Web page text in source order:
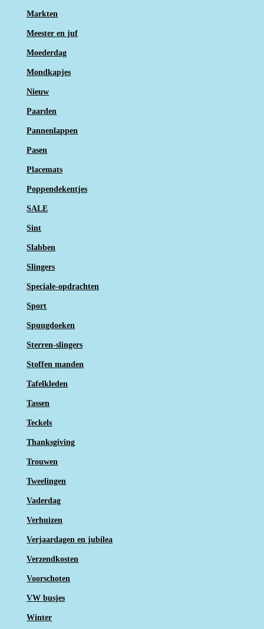
Markten
Meester en juf
Moederdag
Mondkapjes
Nieuw
Paarden
Pannenlappen
Pasen
Placemats
Poppendekentjes
SALE
Sint
Slabben
Slingers
Speciale-opdrachten
Sport
Spuugdoeken
Sterren-slingers
Stoffen manden
Tafelkleden
Tassen
Teckels
Thanksgiving
Trouwen
Tweelingen
Vaderdag
Verhuizen
Verjaardagen en jubilea
Verzendkosten
Voorschoten
VW busjes
Winter